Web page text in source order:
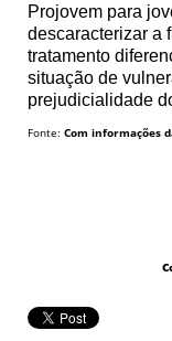
Projovem para
descaracterizar a
tratamento
situação de
prejudicialidade
Fonte: Com informações